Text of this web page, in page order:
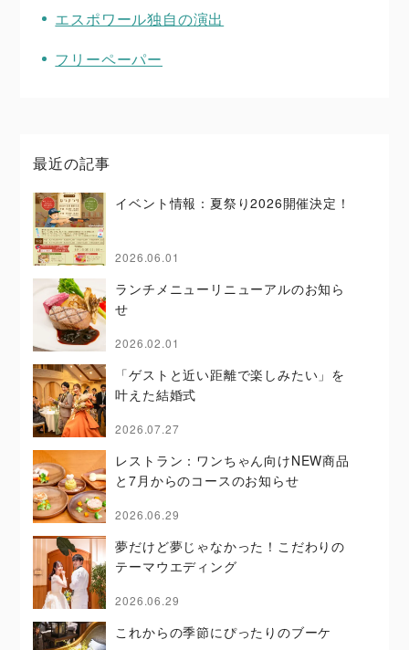
エスポワール独自の演出
フリーペーパー
最近の記事
イベント情報：夏祭り2026開催決定！
2026.06.01
ランチメニューリニューアルのお知ら
せ
2026.02.01
「ゲストと近い距離で楽しみたい」を
叶えた結婚式
2026.07.27
レストラン：ワンちゃん向けNEW商品
と7月からのコースのお知らせ
2026.06.29
夢だけど夢じゃなかった！こだわりの
テーマウエディング
2026.06.29
これからの季節にぴったりのブーケ